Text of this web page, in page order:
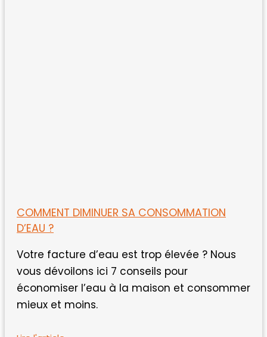
COMMENT DIMINUER SA CONSOMMATION
D’EAU ?
Votre facture d’eau est trop élevée ? Nous
vous dévoilons ici 7 conseils pour
économiser l’eau à la maison et consommer
mieux et moins.